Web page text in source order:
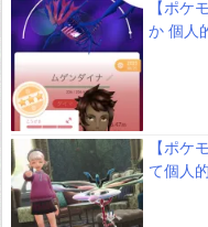
【ポケ
か 個人
【ポケ
て個人